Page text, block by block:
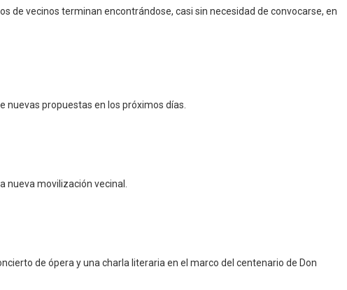
de vecinos terminan encontrándose, casi sin necesidad de convocarse, en
nuevas propuestas en los próximos días.
movilización vecinal.
de ópera y una charla literaria en el marco del centenario de Don